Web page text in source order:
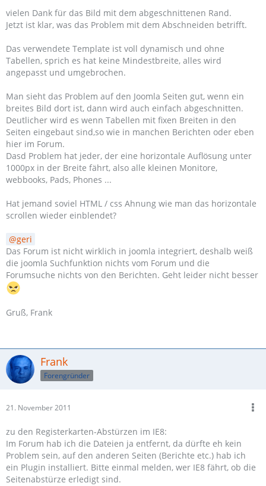
vielen Dank für das Bild mit dem abgeschnittenen Rand.
Jetzt ist klar, was das Problem mit dem Abschneiden betrifft.
Das verwendete Template ist voll dynamisch und ohne
Tabellen, sprich es hat keine Mindestbreite, alles wird
angepasst und umgebrochen.
Man sieht das Problem auf den Joomla Seiten gut, wenn ein
breites Bild dort ist, dann wird auch einfach abgeschnitten.
Deutlicher wird es wenn Tabellen mit fixen Breiten in den
Seiten eingebaut sind,so wie in manchen Berichten oder eben
hier im Forum.
Dasd Problem hat jeder, der eine horizontale Auflösung unter
1000px in der Breite fährt, also alle kleinen Monitore,
webbooks, Pads, Phones ...
Hat jemand soviel HTML / css Ahnung wie man das horizontale
scrollen wieder einblendet?
geri
Das Forum ist nicht wirklich in joomla integriert, deshalb weiß
die joomla Suchfunktion nichts vom Forum und die
Forumsuche nichts von den Berichten. Geht leider nicht besser
Gruß, Frank
Frank
Forengründer
21. November 2011
zu den Registerkarten-Abstürzen im IE8:
Im Forum hab ich die Dateien ja entfernt, da dürfte eh kein
Problem sein, auf den anderen Seiten (Berichte etc.) hab ich
ein Plugin installiert. Bitte einmal melden, wer IE8 fährt, ob die
Seitenabstürze erledigt sind.